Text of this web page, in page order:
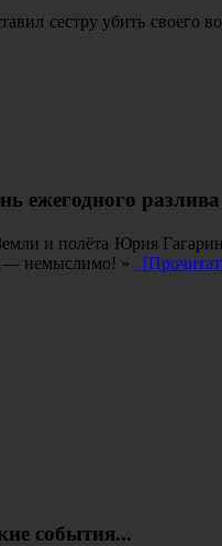
сестру убить своего
ежегодного
и полёта Юрия
— немыслимо! »
события...